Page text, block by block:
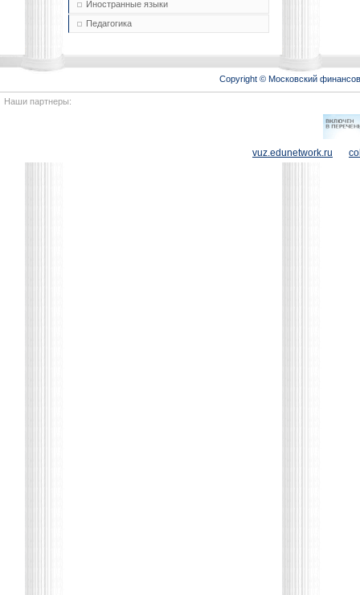
Иностранные языки
Педагогика
Copyright © Московский
Наши партнеры:
vuz.edunetwork.ru